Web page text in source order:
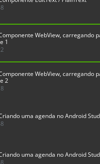
WebView, carregando
1
WebView, carregando
2
uma agenda no Android
uma agenda no Android